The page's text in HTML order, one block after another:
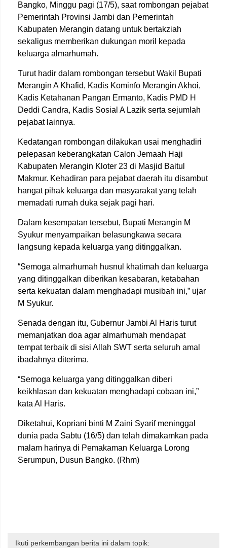
Bangko, Minggu pagi (17/5), saat rombongan pejabat
Pemerintah Provinsi Jambi dan Pemerintah
Kabupaten Merangin datang untuk bertakziah
sekaligus memberikan dukungan moril kepada
keluarga almarhumah.
Turut hadir dalam rombongan tersebut Wakil Bupati
Merangin A Khafid, Kadis Kominfo Merangin Akhoi,
Kadis Ketahanan Pangan Ermanto, Kadis PMD H
Deddi Candra, Kadis Sosial A Lazik serta sejumlah
pejabat lainnya.
Kedatangan rombongan dilakukan usai menghadiri
pelepasan keberangkatan Calon Jemaah Haji
Kabupaten Merangin Kloter 23 di Masjid Baitul
Makmur. Kehadiran para pejabat daerah itu disambut
hangat pihak keluarga dan masyarakat yang telah
memadati rumah duka sejak pagi hari.
Dalam kesempatan tersebut, Bupati Merangin M
Syukur menyampaikan belasungkawa secara
langsung kepada keluarga yang ditinggalkan.
“Semoga almarhumah husnul khatimah dan keluarga
yang ditinggalkan diberikan kesabaran, ketabahan
serta kekuatan dalam menghadapi musibah ini,” ujar
M Syukur.
Senada dengan itu, Gubernur Jambi Al Haris turut
memanjatkan doa agar almarhumah mendapat
tempat terbaik di sisi Allah SWT serta seluruh amal
ibadahnya diterima.
“Semoga keluarga yang ditinggalkan diberi
keikhlasan dan kekuatan menghadapi cobaan ini,”
kata Al Haris.
Diketahui, Kopriani binti M Zaini Syarif meninggal
dunia pada Sabtu (16/5) dan telah dimakamkan pada
malam harinya di Pemakaman Keluarga Lorong
Serumpun, Dusun Bangko. (Rhm)
Ikuti perkembangan berita ini dalam topik: